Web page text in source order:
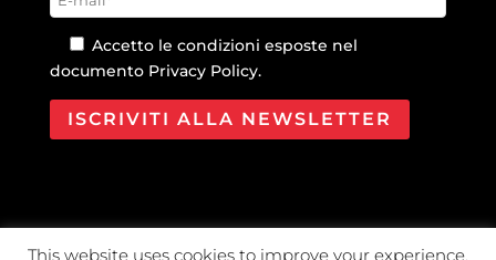
Accetto le condizioni esposte nel
documento Privacy Policy.
This website uses cookies to improve your experience.